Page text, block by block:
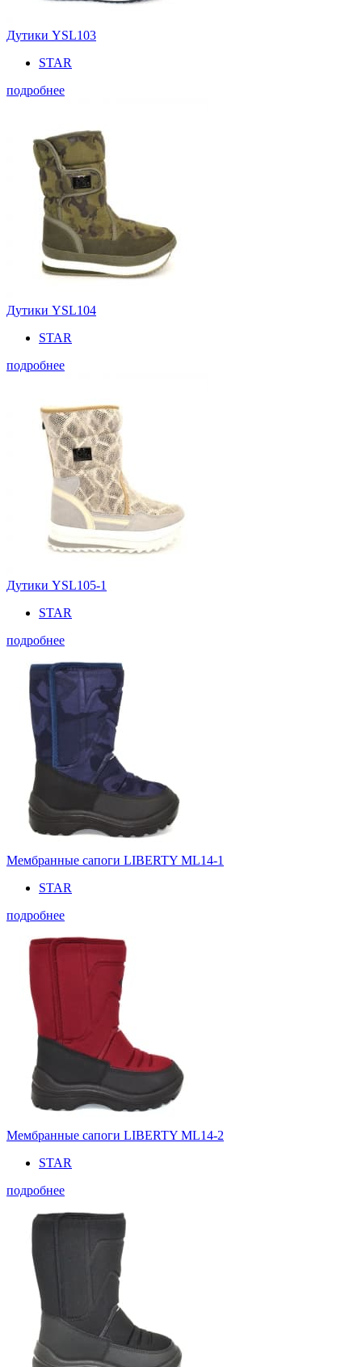
Дутики YSL103
STAR
подробнее
Дутики YSL104
STAR
подробнее
Дутики YSL105-1
STAR
подробнее
Мембранные сапоги LIBERTY ML14-1
STAR
подробнее
Мембранные сапоги LIBERTY ML14-2
STAR
подробнее